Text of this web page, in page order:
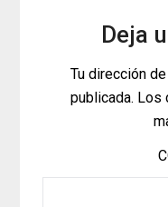
Deja
Tu dirección
publicada. Los